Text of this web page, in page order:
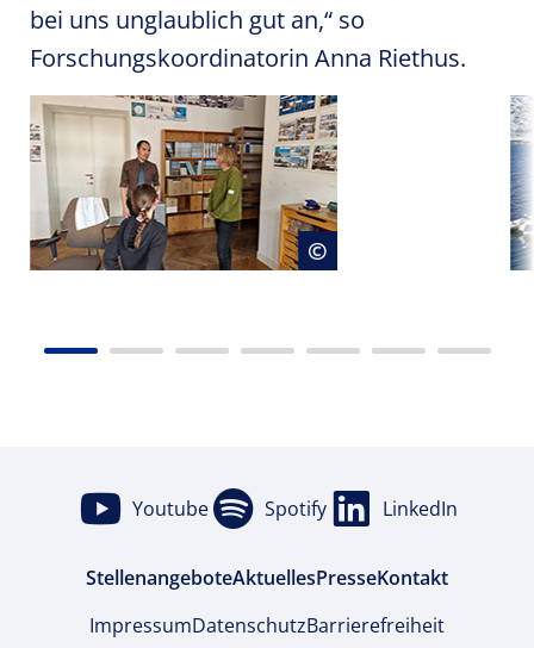
bei uns unglaublich gut an,“ so
Forschungskoordinatorin Anna Riethus.
öffnen ©
Youtube Spotify LinkedIn
StellenangeboteAktuellesPresseKontakt
ImpressumDatenschutzBarrierefreiheit